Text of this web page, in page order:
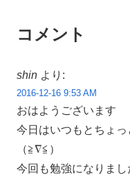
コメント
shin より:
2016-12-16 9:53 AM
おはようございます
今日はいつもとちょ
（≧∇≦）
今回も勉強になりま